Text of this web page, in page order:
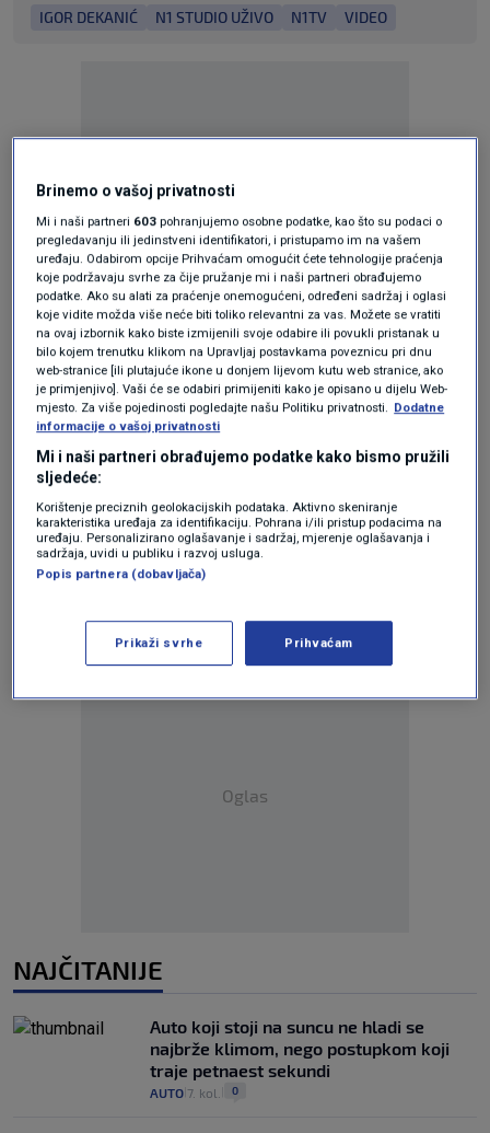
IGOR DEKANIĆ N1 STUDIO UŽIVO N1TV VIDEO
Oglas
KAKVO JE TVOJE MIŠLJENJE O OVOME?
Pridruži se raspravi ili pročitaj komentare
Budi prvi koji će ostaviti komentar
Pratite nas na društvenim mrežama
Oglas
NAJČITANIJE
Auto koji stoji na suncu ne hladi se
najbrže klimom, nego postupkom koji
traje petnaest sekundi
AUTO 7. kol. 0
Brinemo o vašoj privatnosti
Mi i naši partneri 603 pohranjujemo osobne podatke, kao što su podaci o
pregledavanju ili jedinstveni identifikatori, i pristupamo im na vašem
uređaju. Odabirom opcije Prihvaćam omogućit ćete tehnologije praćenja
koje podržavaju svrhe za čije pružanje mi i naši partneri obrađujemo
podatke. Ako su alati za praćenje onemogućeni, određeni sadržaj i oglasi
koje vidite možda više neće biti toliko relevantni za vas. Možete se vratiti
na ovaj izbornik kako biste izmijenili svoje odabire ili povukli pristanak u
bilo kojem trenutku klikom na Upravljaj postavkama poveznicu pri dnu
web-stranice [ili plutajuće ikone u donjem lijevom kutu web stranice, ako
je primjenjivo]. Vaši će se odabiri primijeniti kako je opisano u dijelu Web-
mjesto. Za više pojedinosti pogledajte našu Politiku privatnosti. Dodatne
informacije o vašoj privatnosti
Mi i naši partneri obrađujemo podatke kako bismo pružili
sljedeće:
Korištenje preciznih geolokacijskih podataka. Aktivno skeniranje
karakteristika uređaja za identifikaciju. Pohrana i/ili pristup podacima na
uređaju. Personalizirano oglašavanje i sadržaj, mjerenje oglašavanja i
sadržaja, uvidi u publiku i razvoj usluga.
Popis partnera (dobavljača)
Prikaži svrhe Prihvaćam